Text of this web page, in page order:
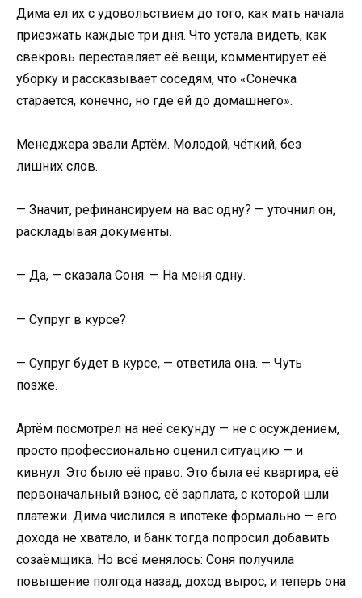
Дима ел их с удовольствием до того, как мать начала
приезжать каждые три дня. Что устала видеть, как
свекровь переставляет её вещи, комментирует её
уборку и рассказывает соседям, что «Сонечка
старается, конечно, но где ей до домашнего».
Менеджера звали Артём. Молодой, чёткий, без
лишних слов.
— Значит, рефинансируем на вас одну? — уточнил он,
раскладывая документы.
— Да, — сказала Соня. — На меня одну.
— Супруг в курсе?
— Супруг будет в курсе, — ответила она. — Чуть
позже.
Артём посмотрел на неё секунду — не с осуждением,
просто профессионально оценил ситуацию — и
кивнул. Это было её право. Это была её квартира, её
первоначальный взнос, её зарплата, с которой шли
платежи. Дима числился в ипотеке формально — его
дохода не хватало, и банк тогда попросил добавить
созаёмщика. Но всё менялось: Соня получила
повышение полгода назад, доход вырос, и теперь она